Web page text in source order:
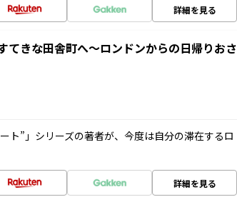
詳細を見る
てきな田舎町へ～ロンドンからの日帰りおさ
ト”」シリーズの著者が、今度は自分の滞在するロ
詳細を見る